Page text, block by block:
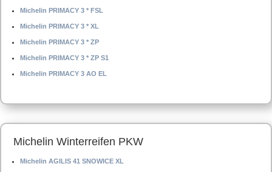
Michelin PRIMACY 3 * FSL
Michelin PRIMACY 3 * XL
Michelin PRIMACY 3 * ZP
Michelin PRIMACY 3 * ZP S1
Michelin PRIMACY 3 AO EL
Michelin Winterreifen PKW
Michelin AGILIS 41 SNOWICE XL